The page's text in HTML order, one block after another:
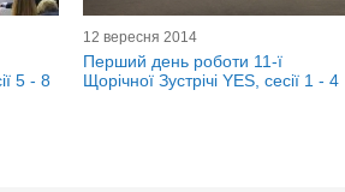
5 - 8
12 вересня 2014
Перший день роботи 11-ї
Щорічної Зустрічі YES, сесії 1 - 4